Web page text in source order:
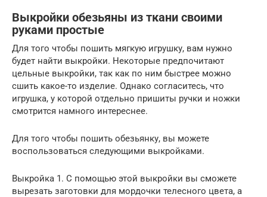
Выкройки обезьяны из ткани своими
руками простые
Для того чтобы пошить мягкую игрушку, вам нужно
будет найти выкройки. Некоторые предпочитают
цельные выкройки, так как по ним быстрее можно
сшить какое-то изделие. Однако согласитесь, что
игрушка, у которой отдельно пришиты ручки и ножки
смотрится намного интереснее.
Для того чтобы пошить обезьянку, вы можете
воспользоваться следующими выкройками.
Выкройка 1. С помощью этой выкройки вы сможете
вырезать заготовки для мордочки телесного цвета, а